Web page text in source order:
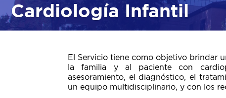
Cardiología Infantil
El Servicio tiene como objetivo brindar
la familia y al paciente con
asesoramiento, el diagnóstico, el
un equipo multidisciplinario, y con los